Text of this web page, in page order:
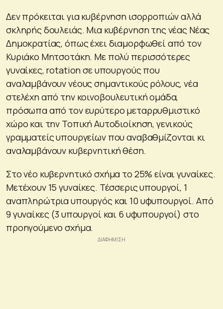
Δεν πρόκειται για κυβέρνηση ισορροπιών αλλά
σκληρής δουλειάς. Μια κυβέρνηση της νέας Νέας
Δημοκρατίας, όπως έχει διαμορφωθεί από τον
Κυριάκο Μητσοτάκη. Με πολύ περισσότερες
γυναίκες, rotation σε υπουργούς που
αναλαμβάνουν νέους σημαντικούς ρόλους, νέα
στελέχη από την κοινοβουλευτική ομάδα,
πρόσωπα από τον ευρύτερο μεταρρυθμιστικό
χώρο και την Τοπική Αυτοδιοίκηση, γενικούς
γραμματείς υπουργείων που αναβαθμίζονται κι
αναλαμβάνουν κυβερνητική θέση.
Στο νέο κυβερνητικό σχήμα το 25% είναι γυναίκες.
Μετέχουν 15 γυναίκες. Τέσσερις υπουργοί, 1
αναπληρώτρια υπουργός και 10 υφυπουργοί. Από
9 γυναίκες (3 υπουργοί και 6 υφυπουργοί) στο
προηγούμενο σχήμα.